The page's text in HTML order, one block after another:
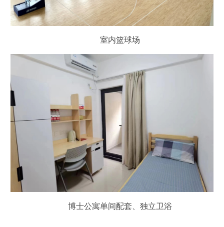
室内篮球场
博士公寓单间配套、独立卫浴